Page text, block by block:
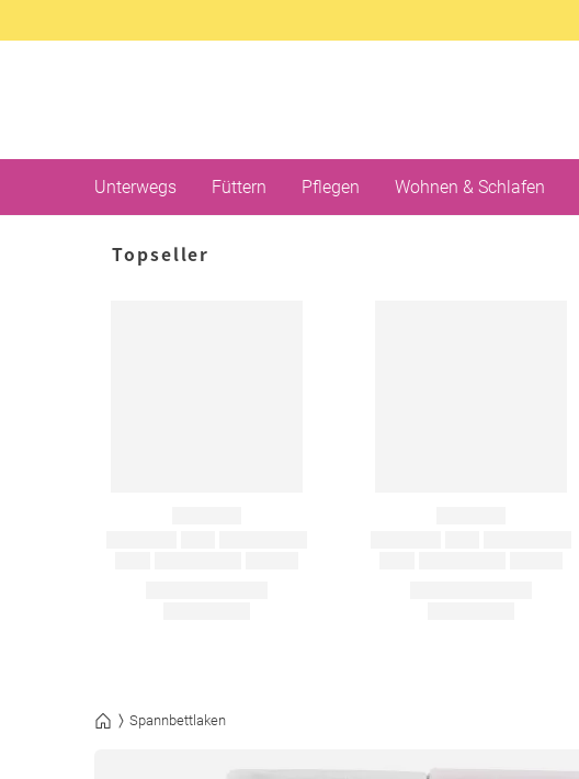
Unterwegs Füttern Pflegen Wohnen & Schlafen
Topseller
Spannbettlaken